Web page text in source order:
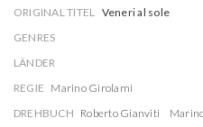
ORIGINAL TITEL Veneri al sole
GENRES
LÄNDER
REGIE Marino Girolami
DREHBUCH Roberto Gianviti